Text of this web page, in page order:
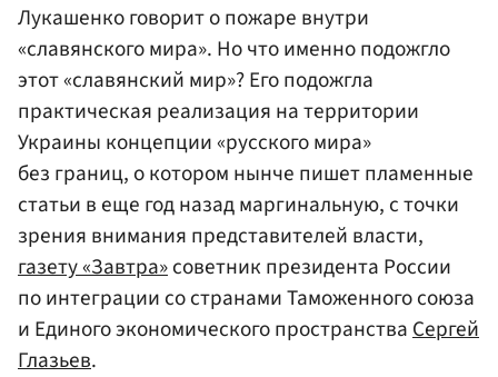
Лукашенко говорит о пожаре внутри
«славянского мира». Но что именно подожгло
этот «славянский мир»? Его подожгла
практическая реализация на территории
Украины концепции «русского мира»
без границ, о котором нынче пишет пламенные
статьи в еще год назад маргинальную, с точки
зрения внимания представителей власти,
газету «Завтра»советник президента России
по интеграции со странами Таможенного союза
и Единого экономического пространстваСергей
Глазьев.